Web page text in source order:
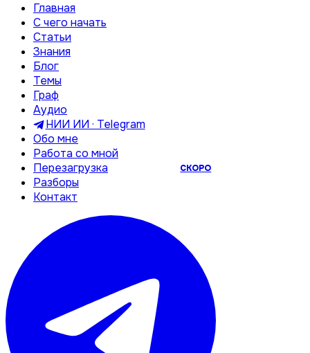
Главная
С чего начать
Статьи
Знания
Блог
Темы
Граф
Аудио
НИИ ИИ · Telegram
Обо мне
Работа со мной
Перезагрузка
СКОРО
Разборы
Контакт